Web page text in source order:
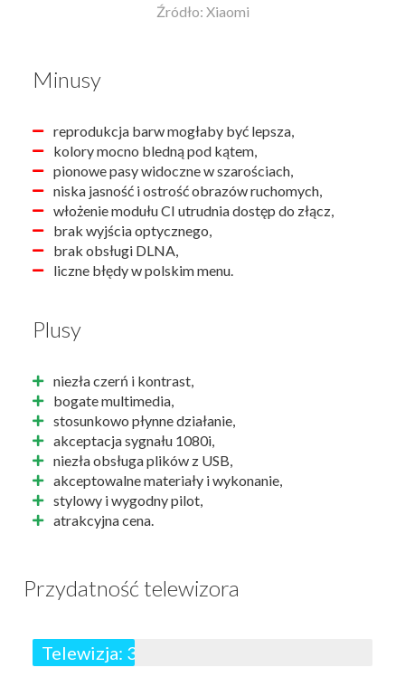
Źródło: Xiaomi
Minusy
reprodukcja barw mogłaby być lepsza,
kolory mocno bledną pod kątem,
pionowe pasy widoczne w szarościach,
niska jasność i ostrość obrazów ruchomych,
włożenie modułu CI utrudnia dostęp do złącz,
brak wyjścia optycznego,
brak obsługi DLNA,
liczne błędy w polskim menu.
Plusy
niezła czerń i kontrast,
bogate multimedia,
stosunkowo płynne działanie,
akceptacja sygnału 1080i,
niezła obsługa plików z USB,
akceptowalne materiały i wykonanie,
stylowy i wygodny pilot,
atrakcyjna cena.
Przydatność telewizora
Telewizja: 3/10